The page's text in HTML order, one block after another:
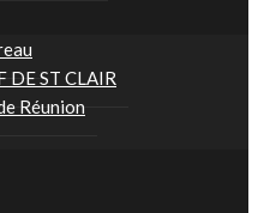
DE ST CLAIR
Réunion